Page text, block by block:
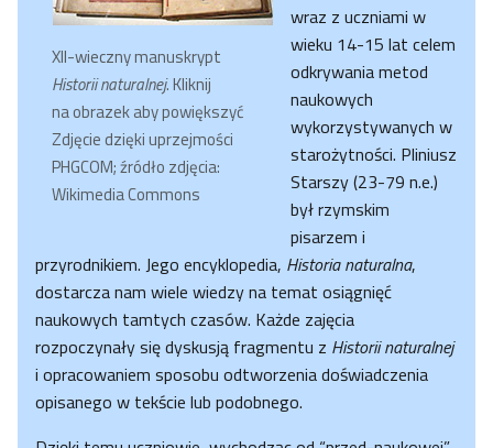
XII-wieczny manuskrypt
Historii naturalnej. Kliknij
na obrazek aby powiększyć
Zdjęcie dzięki uprzejmości
PHGCOM; źródło zdjęcia:
Wikimedia Commons
wraz z uczniami w
wieku 14-15 lat celem
odkrywania metod
naukowych
wykorzystywanych w
starożytności. Pliniusz
Starszy (23-79 n.e.)
był rzymskim
pisarzem i
przyrodnikiem. Jego encyklopedia, Historia naturalna,
dostarcza nam wiele wiedzy na temat osiągnięć
naukowych tamtych czasów. Każde zajęcia
rozpoczynały się dyskusją fragmentu z Historii naturalnej
i opracowaniem sposobu odtworzenia doświadczenia
opisanego w tekście lub podobnego.